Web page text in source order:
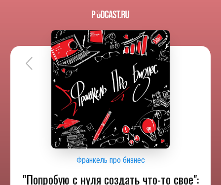
Франкель про бизнес
"Попробую с нуля создать что-то свое":